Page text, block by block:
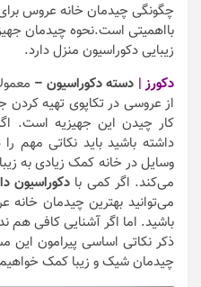
چگونگی چیدمان خانه عروس
بااهمیتی است.نحوه چیدمان
زیبایی دکوراسیون منزل دارد.
دکورز | دسته دکوراسیون –
از عروسی در تکاپوی تهیه
کار چیدن این جهیزیه است.
داشته باشید باید نکاتی مهم
وسایل در خانه کمک زیادی به
می‌کند. اگر کمی با دکوراسیون
می‌توانید بهترین چیدمان
باشید. اما اگر آشنایی کافی هم
ذکر نکاتی اساسی پیرامون این
چیدمان شیک و زیبا کمک